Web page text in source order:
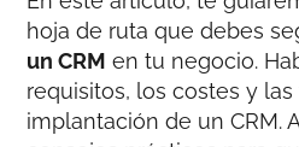
hoja de ruta que debes
un CRM en tu negocio.
requisitos, los costes y las
implantación de un CRM.